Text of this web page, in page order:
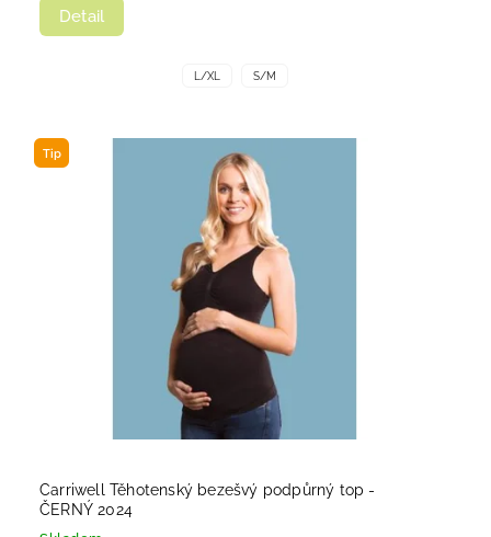
Detail
L/XL S/M
Tip
Carriwell Těhotenský bezešvý podpůrný top -
ČERNÝ 2024